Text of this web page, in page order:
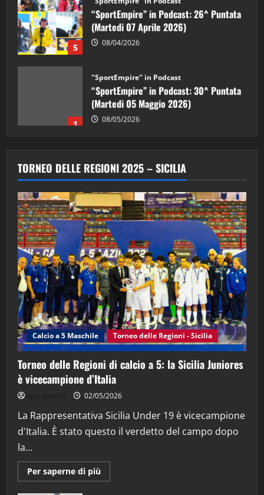
5
“SportEmpire” in Podcast: 26^ Puntata
(Martedi 07 Aprile 2026)
1
“SportEmpire” in Podcast: 30^ Puntata
(Martedi 05 Maggio 2026)
2
“SportEmpire” in Podcast: 29^ Puntata
(Martedi 28 Aprile 2026)
28/04/2026
3
"SportEmpire" in Podcast
“SportEmpire” in Podcast: 28^ Puntata
(Martedi 21 Aprile 2026)
21/04/2026
4
"SportEmpire" in Podcast Sport News
“SportEmpire” in Podcast: 27^ Puntata
(Martedi 14 Aprile 2026)
15/04/2026
"SportEmpire" in Podcast
“SportEmpire” in Podcast: 26^ Puntata
08/04/2026
TORNEO DELLE REGIONI 2025 – SICILIA
Calcio a 5 Maschile Torneo delle Regioni - Sicilia
Torneo delle Regioni di calcio a 5: la Sicilia Juniores
è vicecampione d’Italia
02/05/2026
La Rappresentativa Sicilia Under 19 è vicecampione
d'Italia. È stato questo il verdetto del campo dopo
la...
Per saperne di più
informazioni